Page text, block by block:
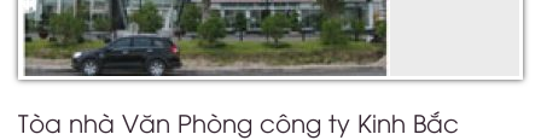
Tòa nhà Văn Phòng công ty Kinh Bắc